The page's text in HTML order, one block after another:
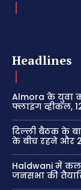
Headlines
Almora के युवा
फ्लाइंग व्हीकल,
दिल्ली बैठक के
के बीच रहने और
Haldwani में
जनसभा की